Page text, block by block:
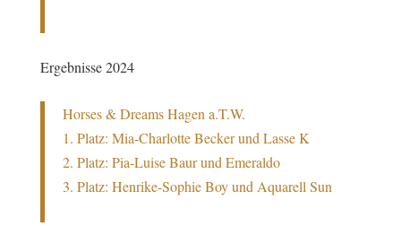
Ergebnisse 2024
Horses & Dreams Hagen a.T.W.
1. Platz: Mia-Charlotte Becker und Lasse K
2. Platz: Pia-Luise Baur und Emeraldo
3. Platz: Henrike-Sophie Boy und Aquarell Sun